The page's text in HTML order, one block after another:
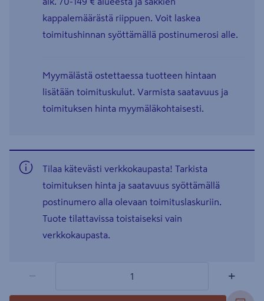
kappalemäärästä riippuen. Voit laskea
toimitushinnan syöttämällä postinumerosi alle.
Myymälästä ostettaessa tuotteen hintaan
lisätään toimituskulut. Varmista saatavuus ja
toimituksen hinta myymäläkohtaisesti.
Tilaa kätevästi verkkokaupasta! Tarkista
toimituksen hinta ja saatavuus syöttämällä
postinumero alla olevaan toimituslaskuriin.
Tuote tilattavissa toistaiseksi vain
verkkokaupasta.
− +